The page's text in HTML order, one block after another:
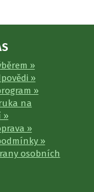
»
»
»
na
»
»
»
osobních